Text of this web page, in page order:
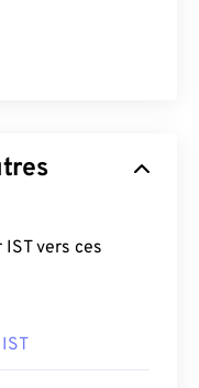
vers ces